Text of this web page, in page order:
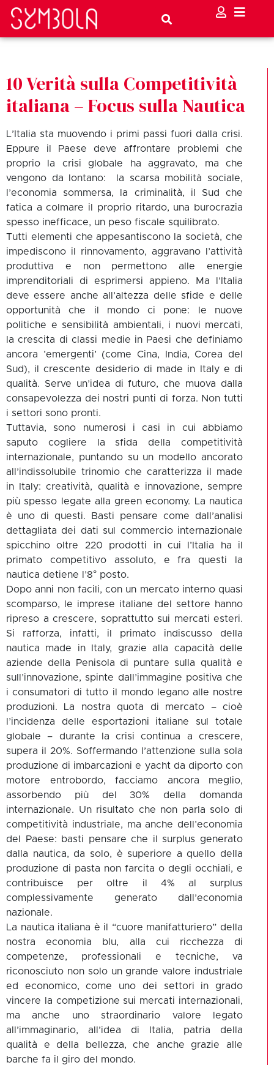
10 Verità sulla Competitività
italiana – Focus sulla Nautica
L’Italia sta muovendo i primi passi fuori dalla crisi.
Eppure il Paese deve affrontare problemi che
proprio la crisi globale ha aggravato, ma che
vengono da lontano: la scarsa mobilità sociale,
l’economia sommersa, la criminalità, il Sud che
fatica a colmare il proprio ritardo, una burocrazia
spesso inefficace, un peso fiscale squilibrato.
Tutti elementi che appesantiscono la società, che
impediscono il rinnovamento, aggravano l’attività
produttiva e non permettono alle energie
imprenditoriali di esprimersi appieno. Ma l’Italia
deve essere anche all’altezza delle sfide e delle
opportunità che il mondo ci pone: le nuove
politiche e sensibilità ambientali, i nuovi mercati,
la crescita di classi medie in Paesi che definiamo
ancora ’emergenti’ (come Cina, India, Corea del
Sud), il crescente desiderio di made in Italy e di
qualità. Serve un’idea di futuro, che muova dalla
consapevolezza dei nostri punti di forza. Non tutti
i settori sono pronti.
Tuttavia, sono numerosi i casi in cui abbiamo
saputo cogliere la sfida della competitività
internazionale, puntando su un modello ancorato
all’indissolubile trinomio che caratterizza il made
in Italy: creatività, qualità e innovazione, sempre
più spesso legate alla green economy. La nautica
è uno di questi. Basti pensare come dall’analisi
dettagliata dei dati sul commercio internazionale
spicchino oltre 220 prodotti in cui l’Italia ha il
primato competitivo assoluto, e fra questi la
nautica detiene l’8° posto.
Dopo anni non facili, con un mercato interno quasi
scomparso, le imprese italiane del settore hanno
ripreso a crescere, soprattutto sui mercati esteri.
Si rafforza, infatti, il primato indiscusso della
nautica made in Italy, grazie alla capacità delle
aziende della Penisola di puntare sulla qualità e
sull’innovazione, spinte dall’immagine positiva che
i consumatori di tutto il mondo legano alle nostre
produzioni. La nostra quota di mercato – cioè
l’incidenza delle esportazioni italiane sul totale
globale – durante la crisi continua a crescere,
supera il 20%. Soffermando l’attenzione sulla sola
produzione di imbarcazioni e yacht da diporto con
motore entrobordo, facciamo ancora meglio,
assorbendo più del 30% della domanda
internazionale. Un risultato che non parla solo di
competitività industriale, ma anche dell’economia
del Paese: basti pensare che il surplus generato
dalla nautica, da solo, è superiore a quello della
produzione di pasta non farcita o degli occhiali, e
contribuisce per oltre il 4% al surplus
complessivamente generato dall’economia
nazionale.
La nautica italiana è il “cuore manifatturiero” della
nostra economia blu, alla cui ricchezza di
competenze, professionali e tecniche, va
riconosciuto non solo un grande valore industriale
ed economico, come uno dei settori in grado
vincere la competizione sui mercati internazionali,
ma anche uno straordinario valore legato
all’immaginario, all’idea di Italia, patria della
qualità e della bellezza, che anche grazie alle
barche fa il giro del mondo.